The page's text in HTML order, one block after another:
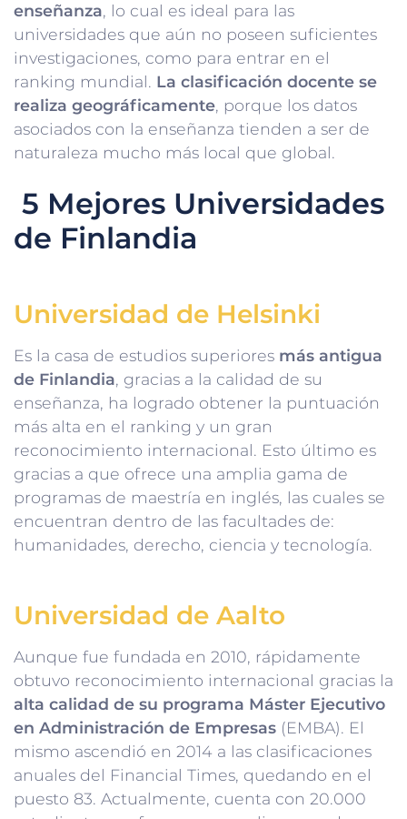
enseñanza, lo cual es ideal para las
universidades que aún no poseen suficientes
investigaciones, como para entrar en el
ranking mundial. La clasificación docente se
realiza geográficamente, porque los datos
asociados con la enseñanza tienden a ser de
naturaleza mucho más local que global.
5 Mejores Universidades
de Finlandia
Universidad de Helsinki
Es la casa de estudios superiores más antigua
de Finlandia, gracias a la calidad de su
enseñanza, ha logrado obtener la puntuación
más alta en el ranking y un gran
reconocimiento internacional. Esto último es
gracias a que ofrece una amplia gama de
programas de maestría en inglés, las cuales se
encuentran dentro de las facultades de:
humanidades, derecho, ciencia y tecnología.
Universidad de Aalto
Aunque fue fundada en 2010, rápidamente
obtuvo reconocimiento internacional gracias la
alta calidad de su programa Máster Ejecutivo
en Administración de Empresas (EMBA). El
mismo ascendió en 2014 a las clasificaciones
anuales del Financial Times, quedando en el
puesto 83. Actualmente, cuenta con 20.000